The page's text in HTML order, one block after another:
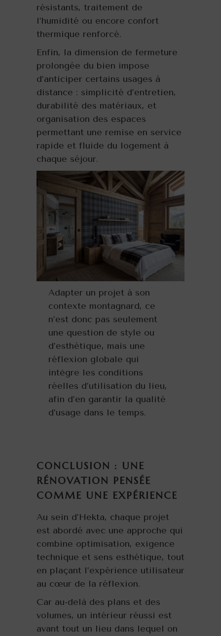
résistants, traitement de
l’humidité ou encore confort
thermique renforcé.
Enfin, la dimension de fermeture
prolongée du bien impose
d’anticiper certains usages à
distance : simplicité d’entretien,
durabilité des matériaux, et
organisation des espaces
permettant une remise en service
rapide et fluide du logement à
chaque séjour.
Adapter un projet à son
contexte montagnard, ce
n’est donc pas seulement
une question de style ou
d’esthétique, mais une
réflexion globale qui
intègre les conditions
réelles d’utilisation du lieu,
afin d’en garantir la qualité
d’usage dans le temps.
CONCLUSION : UNE
RÉNOVATION PENSÉE
COMME UNE EXPÉRIENCE
Au sein d’Hekta, chaque projet
est abordé avec une approche qui
combine optimisation, exigence
technique et sens esthétique, tout
en plaçant l’expérience utilisateur
au cœur de la réflexion.
Car au-delà des plans et des
volumes, un intérieur réussi est
avant tout un lieu dans lequel on